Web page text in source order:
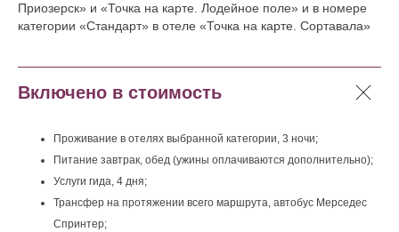
Приозерск» и «Точка на карте. Лодейное поле» и в номере
категории «Стандарт» в отеле «Точка на карте. Сортавала»
Включено в стоимость
Проживание в отелях выбранной категории, 3 ночи;
Питание завтрак, обед (ужины оплачиваются дополнительно);
Услуги гида, 4 дня;
Трансфер на протяжении всего маршрута, автобус Мерседес
Спринтер;